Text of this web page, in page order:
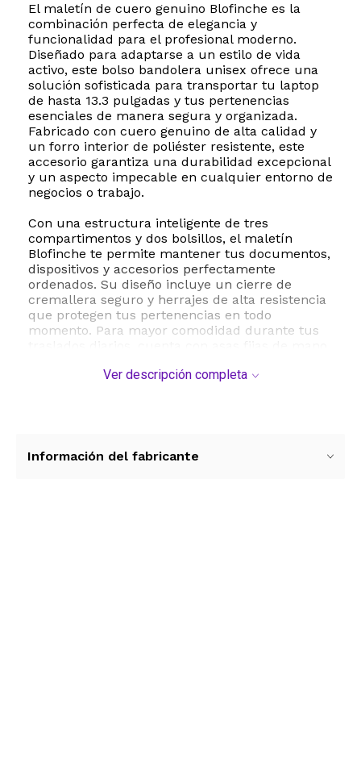
El maletín de cuero genuino Blofinche es la
combinación perfecta de elegancia y
funcionalidad para el profesional moderno.
Diseñado para adaptarse a un estilo de vida
activo, este bolso bandolera unisex ofrece una
solución sofisticada para transportar tu laptop
de hasta 13.3 pulgadas y tus pertenencias
esenciales de manera segura y organizada.
Fabricado con cuero genuino de alta calidad y
un forro interior de poliéster resistente, este
accesorio garantiza una durabilidad excepcional
y un aspecto impecable en cualquier entorno de
negocios o trabajo.
Con una estructura inteligente de tres
compartimentos y dos bolsillos, el maletín
Blofinche te permite mantener tus documentos,
dispositivos y accesorios perfectamente
ordenados. Su diseño incluye un cierre de
cremallera seguro y herrajes de alta resistencia
que protegen tus pertenencias en todo
momento. Para mayor comodidad durante tus
pulgadas, permitiéndote llevarlo como bolso de
también por su practicidad. Sus dimensiones
Ver descripción completa
Información del fabricante